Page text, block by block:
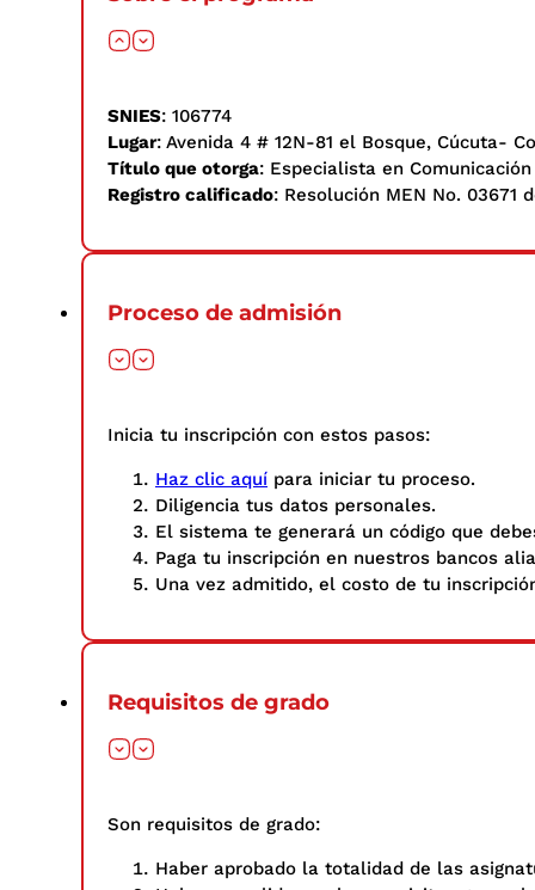
SNIES: 106774
Lugar: Avenida 4 # 12N-81 el Bosque, Cúcuta-
Título que otorga: Especialista en
Registro calificado: Resolución MEN No. 03671
Proceso de admisión
Inicia tu inscripción con estos pasos: ​
Haz clic aquí para iniciar tu proceso.
Diligencia tus datos personales.​
El sistema te generará un código que
Paga tu inscripción en nuestros bancos
Una vez admitido, el costo de tu
Requisitos de grado
Son requisitos de grado:
Haber aprobado la totalidad de las